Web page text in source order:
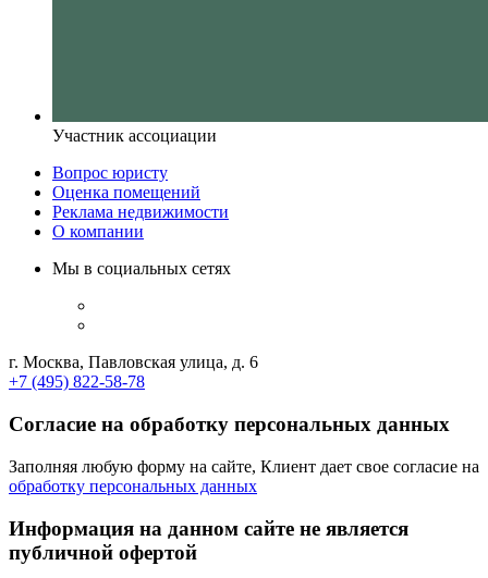
Участник ассоциации
Вопрос юристу
Оценка помещений
Реклама недвижимости
О компании
Мы в социальных сетях
г. Москва, Павловская улица, д. 6
+7 (495) 822-58-78
Согласие на обработку персональных данных
Заполняя любую форму на сайте, Клиент дает свое согласие на
обработку персональных данных
Информация на данном сайте не является
публичной офертой